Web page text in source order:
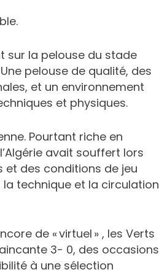
sur la pelouse du stade
pelouse de qualité, des
et un environnement
et physiques.
Pourtant riche en
avait souffert lors
et des conditions de jeu
technique et la circulation
de « virtuel » , les Verts
3- 0, des occasions
à une sélection